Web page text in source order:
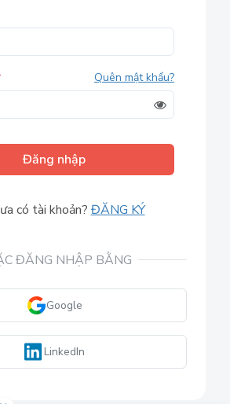
Quên mật khẩu?
Đăng nhập
có tài khoản? ĐĂNG KÝ
ĐĂNG NHẬP BẰNG
Google
LinkedIn